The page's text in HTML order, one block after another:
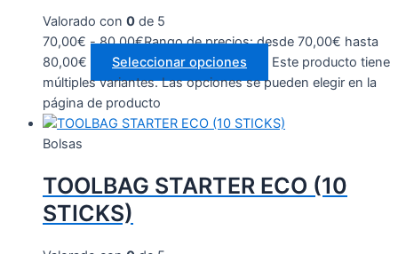
Valorado con 0 de 5
70,00€ - 80,00€Rango de precios: desde 70,00€ hasta
80,00€
Seleccionar opciones
Este producto tiene
múltiples variantes. Las opciones se pueden elegir en la
página de producto
Bolsas
TOOLBAG STARTER ECO (10
STICKS)